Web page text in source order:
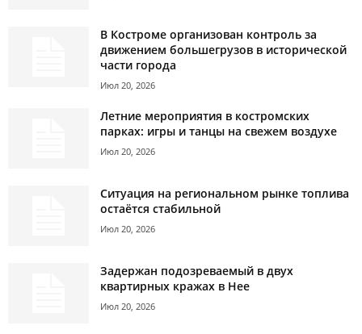
В Костроме организован контроль за
движением большегрузов в исторической
части города
Июл 20, 2026
Летние мероприятия в костромских
парках: игры и танцы на свежем воздухе
Июл 20, 2026
Ситуация на региональном рынке топлива
остаётся стабильной
Июл 20, 2026
Задержан подозреваемый в двух
квартирных кражах в Нее
Июл 20, 2026